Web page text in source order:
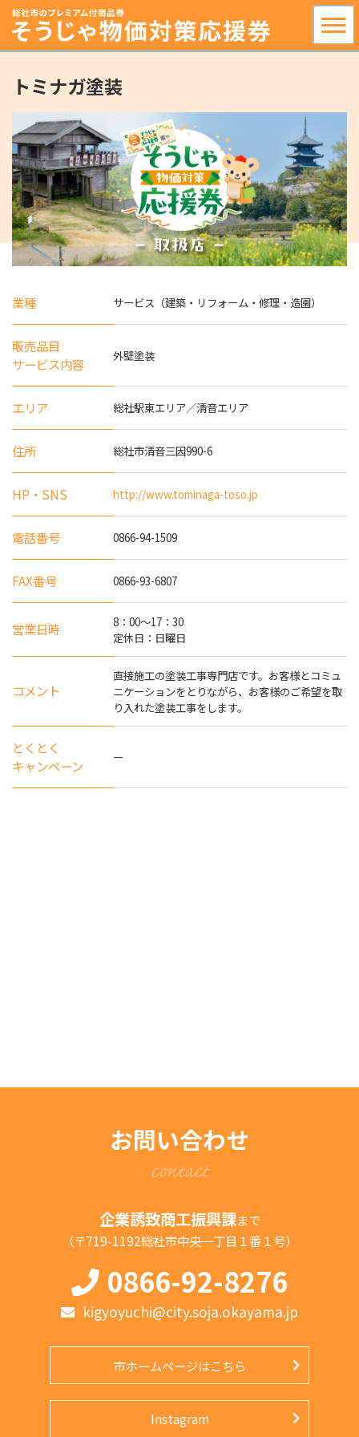
トミナガ塗装
業種 サービス（建築・リフォーム・修理・造園）
販売品目
サービス内容
外壁塗装
エリア 総社駅東エリア／清音エリア
住所 総社市清音三因990-6
HP・SNS http://www.tominaga-toso.jp
電話番号 0866-94-1509
FAX番号 0866-93-6807
営業日時
8：00～17：30
定休日：日曜日
コメント
直接施工の塗装工事専門店です。お客様とコミュ
ニケーションをとりながら、お客様のご希望を取
り入れた塗装工事をします。
とくとく
キャンペーン
ー
お問い合わせ
contact
企業誘致商工振興課まで
（〒719-1192総社市中央一丁目１番１号）
0866-92-8276
kigyoyuchi@city.soja.okayama.jp
市ホームページはこちら
Instagram